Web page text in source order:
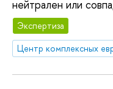
нейтрален или
Экспертиза